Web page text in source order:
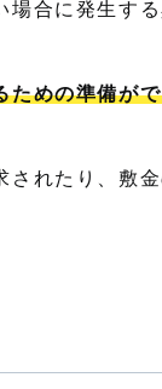
相談してみましょ
合に発生す
ための準備が
れたり、敷